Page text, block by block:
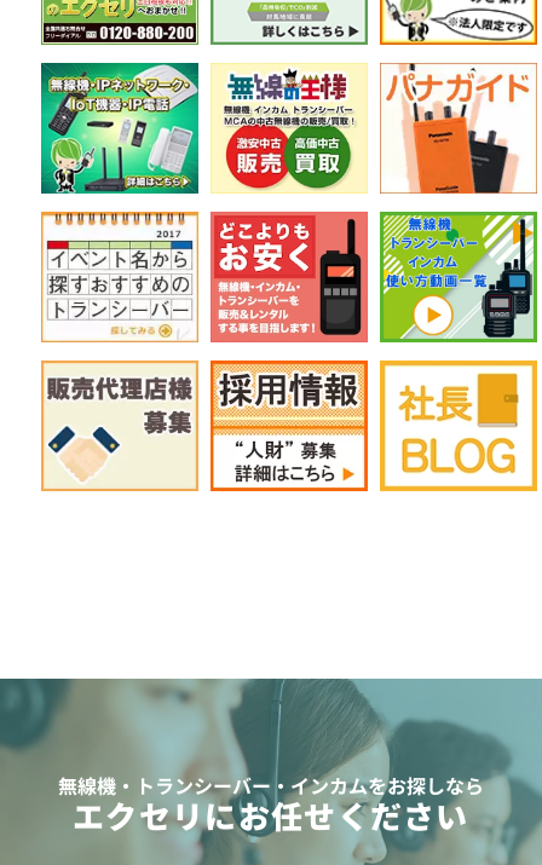
無線機・トランシーバー・インカムをお探しなら
エクセリにお任せください